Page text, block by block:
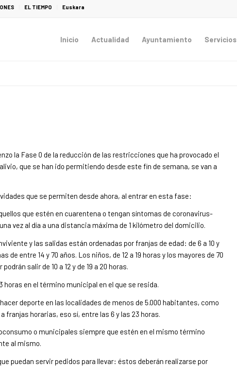
EL TIEMPO Euskara
Inicio Actualidad Ayuntamiento Servicios
la Fase 0 de la reducción de las restricciones que ha provocado el
que se han ido permitiendo desde este fin de semana, se van a
que se permiten desde ahora, al entrar en esta fase:
que estén en cuarentena o tengan síntomas de coronavirus-
vez al día a una distancia máxima de 1 kilómetro del domicilio.
y las salidas están ordenadas por franjas de edad: de 6 a 10 y
de entre 14 y 70 años. Los niños, de 12 a 19 horas y los mayores de 70
salir de 10 a 12 y de 19 a 20 horas.
horas en el término municipal en el que se resida.
deporte en las localidades de menos de 5.000 habitantes, como
franjas horarias, eso sí, entre las 6 y las 23 horas.
o municipales siempre que estén en el mismo término
al mismo.
puedan servir pedidos para llevar: éstos deberán realizarse por